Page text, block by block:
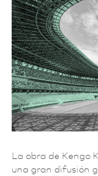
La obra de Kengo
una gran difusión